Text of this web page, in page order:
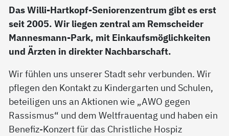
Das Willi-Hartkopf-Seniorenzentrum gibt es erst
seit 2005. Wir liegen zentral am Remscheider
Mannesmann-Park, mit Einkaufsmöglichkeiten
und Ärzten in direkter Nachbarschaft.
Wir fühlen uns unserer Stadt sehr verbunden. Wir
pflegen den Kontakt zu Kindergarten und Schulen,
beteiligen uns an Aktionen wie „AWO gegen
Rassismus“ und dem Weltfrauentag und haben ein
Benefiz-Konzert für das Christliche Hospiz